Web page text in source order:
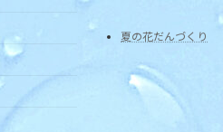
夏の花だんづくり